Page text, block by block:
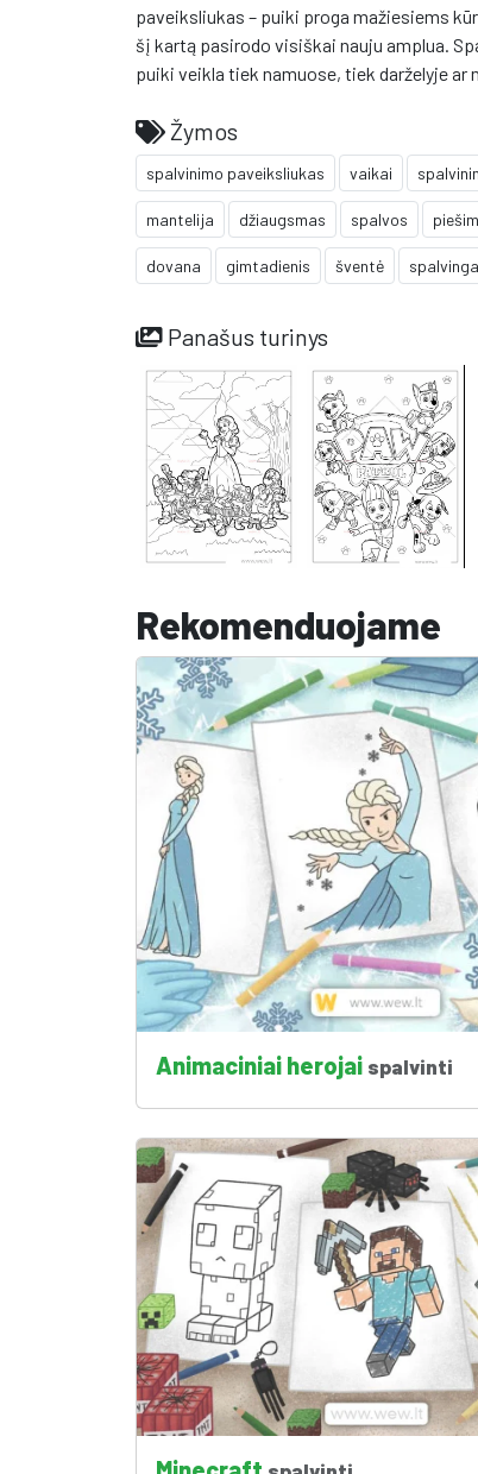
paveiksliukas – puiki proga mažiesiems
šį kartą pasirodo visiškai nauju amplua.
puiki veikla tiek namuose, tiek darželyje ar
Žymos
spalvinimo paveiksliukas vaikai
mantelija džiaugsmas spalvos
dovana gimtadienis šventė spalvinga
Panašus turinys
Rekomenduojame
Animaciniai herojai spalvinti